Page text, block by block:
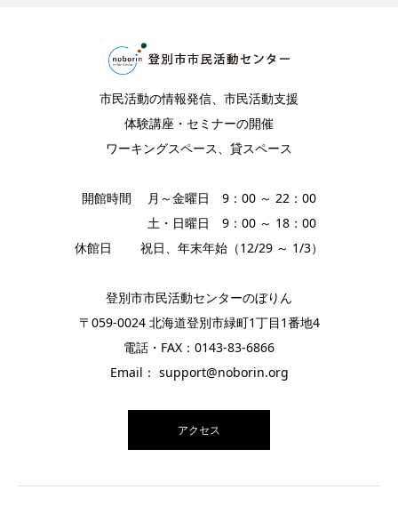
市民活動の情報発信、市民活動支援
体験講座・セミナーの開催
ワーキングスペース、貸スペース
開館時間 月～金曜日 9：00 ～ 22：00
土・日曜日 9：00 ～ 18：00
休館日 祝日、年末年始（12/29 ～ 1/3）
登別市市民活動センターのぼりん
〒059-0024 北海道登別市緑町1丁目1番地4
電話・FAX：0143-83-6866
Email： support@noborin.org
アクセス